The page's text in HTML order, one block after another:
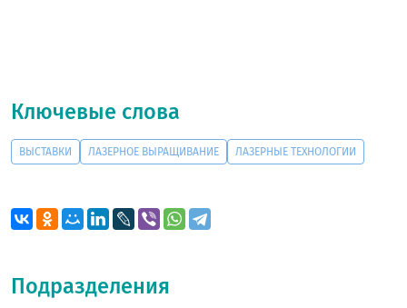
Ключевые слова
ВЫСТАВКИ ЛАЗЕРНОЕ ВЫРАЩИВАНИЕ ЛАЗЕРНЫЕ ТЕХНОЛОГИИ
Подразделения